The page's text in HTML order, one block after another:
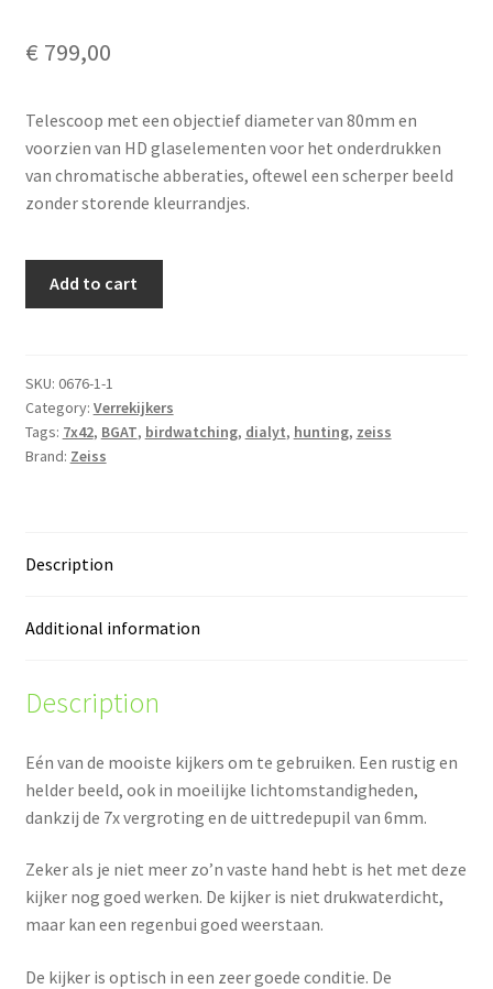
€ 799,00
Telescoop met een objectief diameter van 80mm en
voorzien van HD glaselementen voor het onderdrukken
van chromatische abberaties, oftewel een scherper beeld
zonder storende kleurrandjes.
T*
quantity
Add to cart
SKU: 0676-1-1
Category: Verrekijkers
Tags: 7x42, BGAT, birdwatching, dialyt, hunting, zeiss
Brand: Zeiss
Description
Additional information
Description
Eén van de mooiste kijkers om te gebruiken. Een rustig en
helder beeld, ook in moeilijke lichtomstandigheden,
dankzij de 7x vergroting en de uittredepupil van 6mm.
Zeker als je niet meer zo’n vaste hand hebt is het met deze
kijker nog goed werken. De kijker is niet drukwaterdicht,
maar kan een regenbui goed weerstaan.
De kijker is optisch in een zeer goede conditie. De